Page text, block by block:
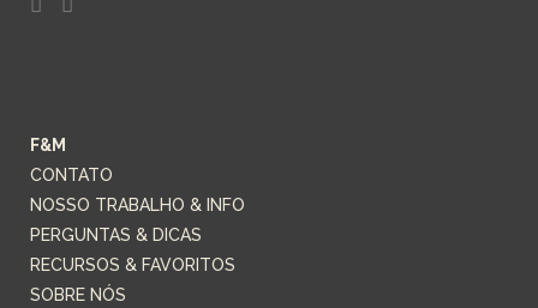
F&M
CONTATO
NOSSO TRABALHO & INFO
PERGUNTAS & DICAS
RECURSOS & FAVORITOS
SOBRE NÓS